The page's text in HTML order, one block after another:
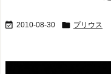
 2010-08-30  プリウス